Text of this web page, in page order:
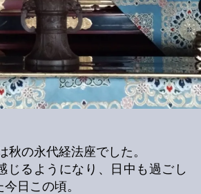
秋の永代経法座でした。
じるようになり、日中も過ごし
日この頃。